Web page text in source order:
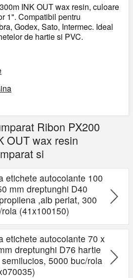
INK OUT wax resin, culoare
1". Compatibil pentru
Godex, Sato, Intermec. Ideal
de hartie si PVC.
Ribon PX200
OUT wax resin
si
etichete autocolante 100
mm dreptunghi D40
,alb perlat, 300
(41x100150)
etichete autocolante 70 x
dreptunghi D76 hartie
semilucios, 5000 buc/rola